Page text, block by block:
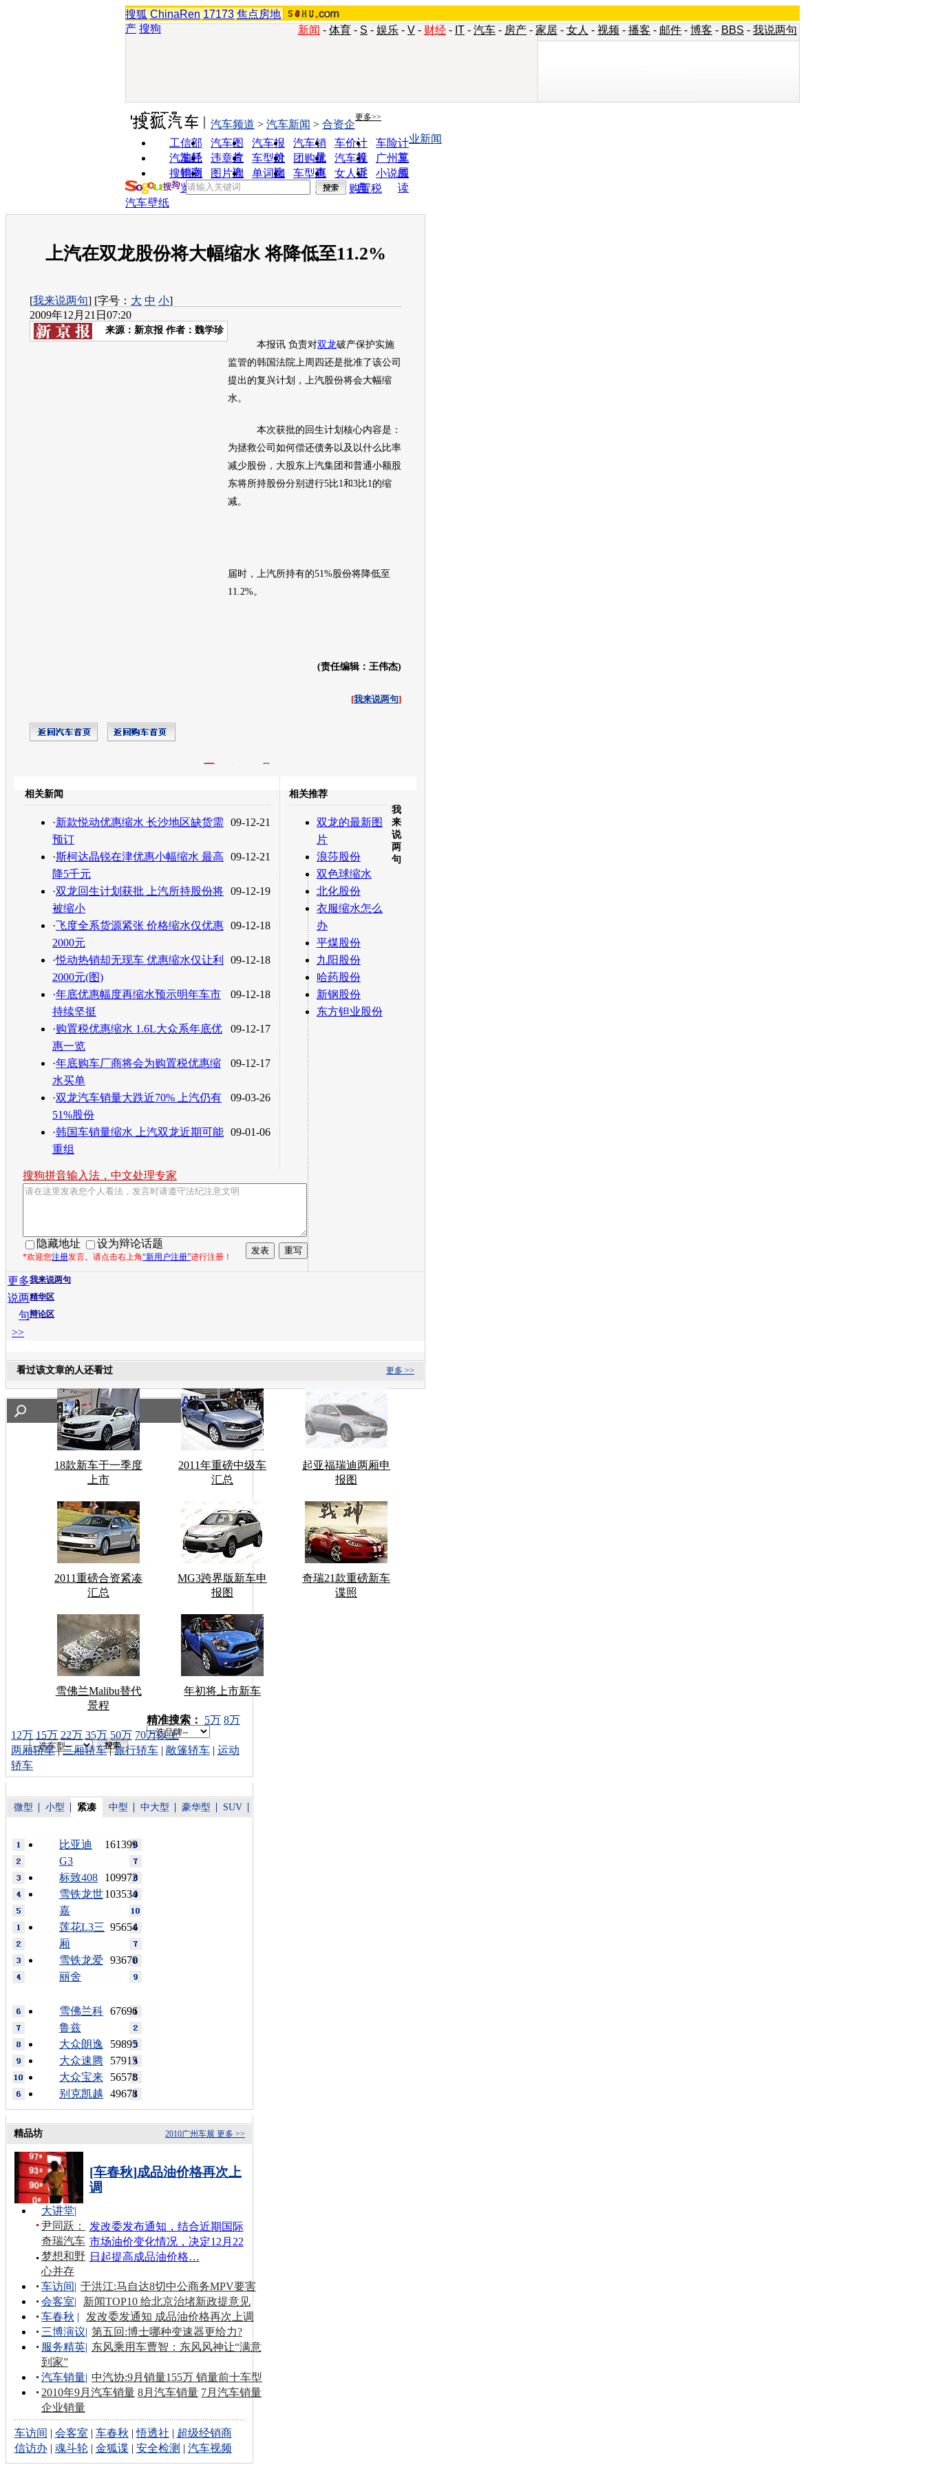
搜狐 ChinaRen 17173 焦点房地
产 搜狗 新闻 - 体育 - S - 娱乐 - V - 财经 - IT - 汽车 - 房产 - 家居 - 女人 - 视频 - 播客 - 邮件 - 博客 - BBS - 我说两句
实用工具 更多>>
工信部
油耗
汽车图
片
汽车报
价
汽车销
量
车价计
算
车险计
算
汽车经
销商
违章查
询
车型对
比
团购优
惠
汽车投
诉
广州车
展
搜狗浏
览器
图片欣
赏
单词翻
车型查
询
女人宝
典
小说阅
读
汽车频道 > 汽车新闻 > 合资企
业新闻
购置税
汽车壁纸
上汽在双龙股份将大幅缩水 将降低至11.2%
[我来说两句] [字号： 大 中 小]
2009年12月21日07:20
来源： 新京报 作者：魏学珍
本报讯 负责对双龙破产保护实施
监管的韩国法院上周四还是批准了该公司
提出的复兴计划，上汽股份将会大幅缩
水。
本次获批的回生计划核心内容是：
为拯救公司如何偿还债务以及以什么比率
减少股份，大股东上汽集团和普通小额股
东将所持股份分别进行5比1和3比1的缩
减。
届时，上汽所持有的51%股份将降低至
11.2%。
(责任编辑：王伟杰)
[我来说两句]
转发至： 白社会 百度i贴吧
相关新闻
09-12-21
·新款悦动优惠缩水 长沙地区缺货需
预订
09-12-21
·斯柯达晶锐在津优惠小幅缩水 最高
降5千元
09-12-19
·双龙回生计划获批 上汽所持股份将
被缩小
09-12-18
·飞度全系货源紧张 价格缩水仅优惠
2000元
09-12-18
·悦动热销却无现车 优惠缩水仅让利
2000元(图)
09-12-18
·年底优惠幅度再缩水预示明年车市
持续坚挺
09-12-17
·购置税优惠缩水 1.6L大众系年底优
惠一览
09-12-17
·年底购车厂商将会为购置税优惠缩
水买单
09-03-26
·双龙汽车销量大跌近70% 上汽仍有
51%股份
09-01-06
·韩国车销量缩水 上汽双龙近期可能
重组
相关推荐
双龙的最新图
片
浪莎股份
双色球缩水
北化股份
衣服缩水怎么
办
平煤股份
九阳股份
哈药股份
新钢股份
东方钽业股份
我
来
说
两
句
搜狗拼音输入法，中文处理专家
隐藏地址 设为辩论话题
*欢迎您注册发言。请点击右上角“新用户注册”进行注册！
我来说两句
精华区
辩论区
更多
说两
句
>>
更多 >>
看过该文章的人还看过
18款新车于一季度
上市
2011年重磅中级车
汇总
起亚福瑞迪两厢申
报图
2011重磅合资紧凑
汇总
MG3跨界版新车申
报图
奇瑞21款重磅新车
谍照
雪佛兰Malibu替代
景程
年初将上市新车
车型搜索：
精准搜索： 5万 8万
12万 15万 22万 35万 50万 70万以上
两厢轿车|三厢轿车|旅行轿车 | 敞篷轿车 | 运动
轿车
微型 小型 紧凑 中型 中大型 豪华型 SUV
161399
比亚迪
G3
109973
标致408
103534
雪铁龙世
嘉
95654
莲花L3三
厢
93670
雪铁龙爱
丽舍
67696
雪佛兰科
鲁兹
59895
大众朗逸
57915
大众速腾
56578
大众宝来
49678
别克凯越
更多 >>
2010广州车展
精品坊
[车春秋]成品油价格再次上
调
发改委发布通知，结合近期国际
市场油价变化情况，决定12月22
日起提高成品油价格…
大讲堂|
尹同跃：
奇瑞汽车
梦想和野
心并存
车访间| 于洪江:马自达8切中公商务MPV要害
会客室|
新闻TOP10 给北京治堵新政提意见
车春秋 |
发改委发通知 成品油价格再次上调
三博演议| 第五回:博士哪种变速器更给力?
服务精英| 东风乘用车曹智：东风风神让“满意
到家”
汽车销量| 中汽协:9月销量155万 销量前十车型
2010年9月汽车销量 8月汽车销量 7月汽车销量
企业销量
车访间 | 会客室 | 车春秋 |悟透社 | 超级经销商
信访办| 魂斗轮| 金狐谍 | 安全检测 | 汽车视频